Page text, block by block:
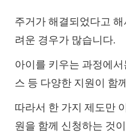
주거가 해결되었다고
려운 경우가 많습니다.
아이를 키우는 과정에
스 등 다양한 지원이 함
따라서 한 가지 제도만
원을 함께 신청하는 것